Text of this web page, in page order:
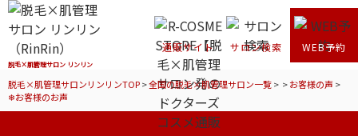
脱毛×肌管理サロン リンリン
通販サイト サロン検索 WEB予約
脱毛×肌管理サロンリンリンTOP>全国の脱毛×肌管理サロン一覧> >お客様の声 >
❄お客様のお声